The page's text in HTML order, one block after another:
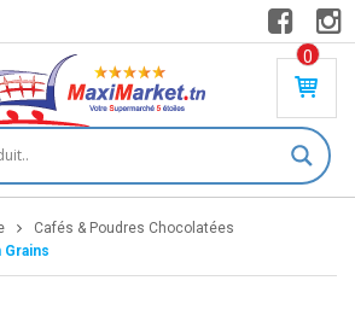
0
PR
DU
IT(
S)
Cafés & Poudres Chocolatées